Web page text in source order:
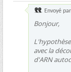
Envoyé par
Bonjour,
avec la
d'ARN